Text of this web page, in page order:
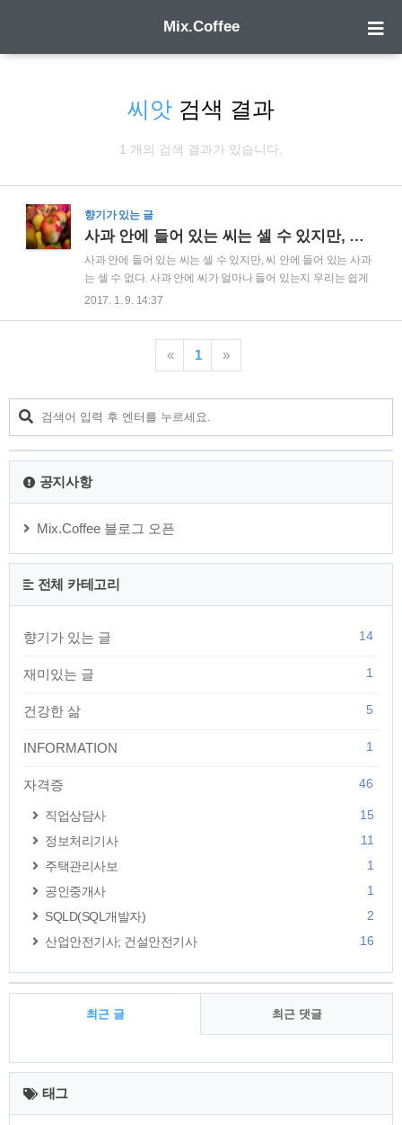
Mix.Coffee
씨앗 검색 결과
1 개의 검색 결과가 있습니다.
향기가 있는 글
사과 안에 들어 있는 씨는 셀 수 있지만, 씨 안에 들어 있는 사과는 셀 수 없다.
사과 안에 들어 있는 씨는 셀 수 있지만, 씨 안에 들어 있는 사과
는 셀 수 없다. 사과 안에 씨가 얼마나 들어 있는지 우리는 쉽게
알 수 있습니다. 하지만 그 씨 안에 들어있는 사과의 개수는 알
매를 맺을지 그리고 그 열매 안에서 헤아릴 수 없이 많은 씨앗을
얻을 수 있다는 것을 쉽게 잊어 버립니다. 우리는 눈 앞에 있는
래를 만들기 위해 얼어붙은 땅을 파고 씨앗을 심는 일은 등한시
합니다. 올 한해는 풍성한 열매가 주렁주렁 달린 미래를 생각하
며 씨앗을 심어보는..
2017. 1. 9. 14:37
« 1 »
공지사항
Mix.Coffee 블로그 오픈
전체 카테고리
향기가 있는 글 14
재미있는 글 1
건강한 삶 5
INFORMATION 1
자격증 46
직업상담사
15
정보처리기사
11
주택관리사보
1
공인중개사
1
SQLD(SQL개발자)
2
산업안전기사; 건설안전기사
16
최근 글 최근 댓글
최
근
글
태그